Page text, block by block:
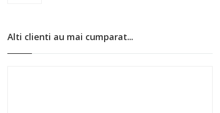
Alti clienti au mai cumparat...